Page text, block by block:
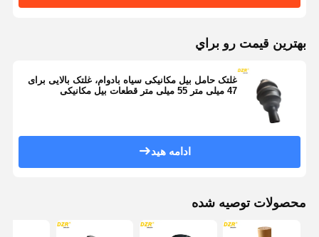
بهترين قيمت رو براي
غلتک حامل بیل مکانیکی سیاه بادوام، غلتک بالایی برای
47 میلی متر 55 میلی متر قطعات بیل مکانیکی
ادامه هید
محصولات توصیه شده